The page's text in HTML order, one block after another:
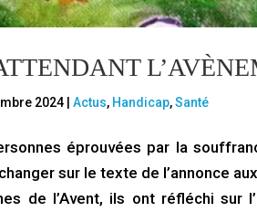
2024 |Actus, Handicap,Santé
éprouvées par la
sur le texte de l’annonce
de l’Avent, ils ont réfléchi sur